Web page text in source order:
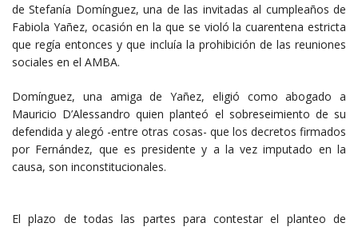
de Stefanía Domínguez, una de las invitadas al cumpleaños de
Fabiola Yañez, ocasión en la que se violó la cuarentena estricta
que regía entonces y que incluía la prohibición de las reuniones
sociales en el AMBA.
Domínguez, una amiga de Yañez, eligió como abogado a
Mauricio D’Alessandro quien planteó el sobreseimiento de su
defendida y alegó -entre otras cosas- que los decretos firmados
por Fernández, que es presidente y a la vez imputado en la
causa, son inconstitucionales.
El plazo de todas las partes para contestar el planteo de